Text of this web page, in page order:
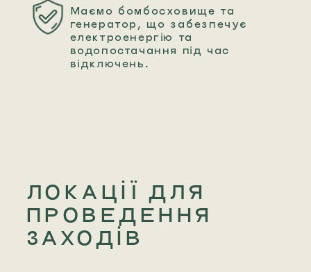
Маємо бомбосховище та
генератор, що забезпечує
електроенергію та
водопостачання під час
відключень.
ЛОКАЦІЇ ДЛЯ
ПРОВЕДЕННЯ
ЗАХОДІВ